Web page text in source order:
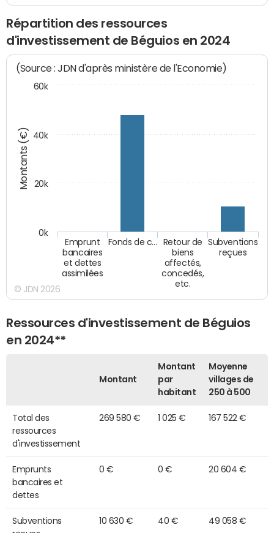
Répartition des ressources
d'investissement de Béguios en 2024
Montants (€)
(Source : JDN d'après ministère de l'Economie)
Emprunt
bancaires
et dettes
assimilées
Fonds de c…
Retour de
biens
affectés,
concedés,
etc.
Subventions
reçues
0k
20k
40k
60k
© JDN 2026
Ressources d'investissement de Béguios
en 2024**
Montant
Montant
par
habitant
Moyenne
villages de
250 à 500
Total des
ressources
d'investissement
269 580 € 1 025 € 167 522 €
Emprunts
bancaires et
dettes
0 € 0 € 20 604 €
Subventions
10 630 € 40 € 49 058 €